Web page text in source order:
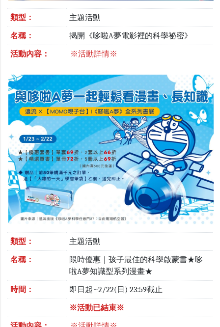
類型： 主題活動
名稱： 揭開《哆啦A夢電影裡的科學祕密》
活動內容： ※活動詳情※
類型： 主題活動
名稱：
限時優惠｜孩子最佳的科學啟蒙書★哆
啦A夢知識型系列漫畫★
時間： 即日起~2/22(日) 23:59截止
※活動已結束※